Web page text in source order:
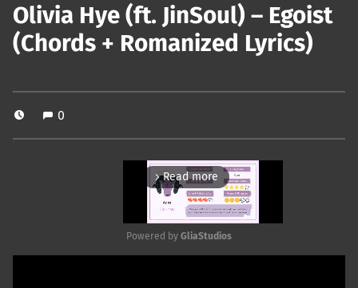
Olivia Hye (ft. JinSoul) – Egoist
(Chords + Romanized Lyrics)
0
arrow_forward_ios Read more
Powered by GliaStudios